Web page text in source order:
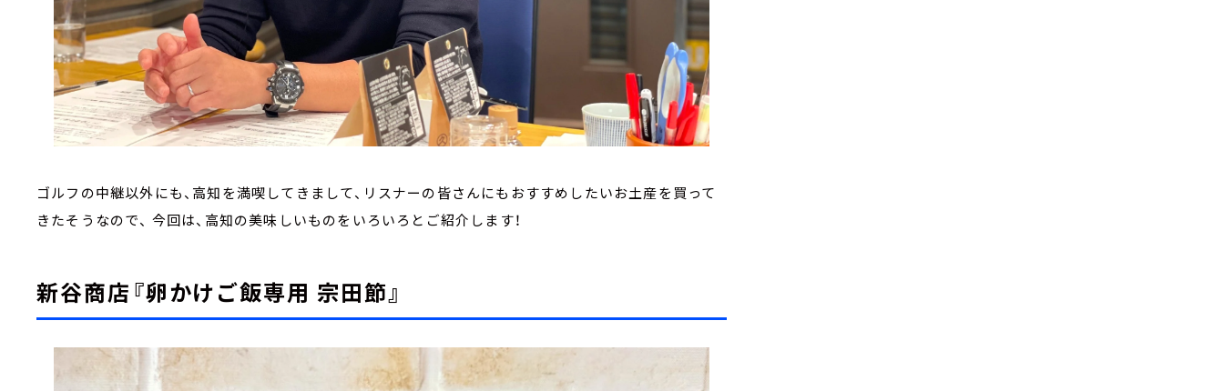
ゴルフの中継以外にも、高知を満喫してきまして、リスナーの皆さんにもおすすめしたいお土産を買って
きたそうなので、 今回は、高知の美味しいものをいろいろとご紹介します！
新谷商店『卵かけご飯専用 宗田節』